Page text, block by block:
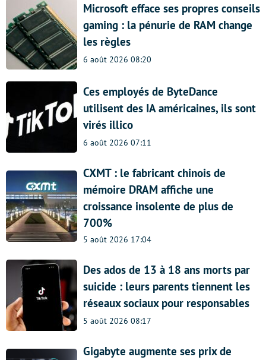
Microsoft efface ses propres conseils
gaming : la pénurie de RAM change
les règles
6 août 2026 08:20
Ces employés de ByteDance
utilisent des IA américaines, ils sont
virés illico
6 août 2026 07:11
CXMT : le fabricant chinois de
mémoire DRAM affiche une
croissance insolente de plus de
700%
5 août 2026 17:04
Des ados de 13 à 18 ans morts par
suicide : leurs parents tiennent les
réseaux sociaux pour responsables
5 août 2026 08:17
Gigabyte augmente ses prix de